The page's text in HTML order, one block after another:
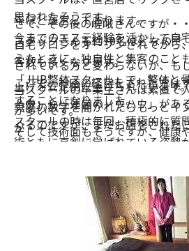
思われたそうです。
今までのエステ経験を活かして自
えたときに、独自性と集客のこと
「JHB整体スクール」で、整体と
することになりました。
スクールの時は毎回、積極的に質
術ともに真剣に学ばれている姿勢
葉を一生懸命聞かれて、ノートも
このような姿勢を拝見するとエス
なり高いレベルの方だったんだろ
年ほど運営しております。
スタッフさんも約10名ほどなので
客数も多くなります。
ここで、お店の経営をされた方は
ハウ」や「運営のノウハウ」があ
くるのですが、まだお店をされた
「自分のお店が持ちたい！」
「自分の好きな事をしたい！」
ということだけが先行して、なか
ないことがほとんどです。
さて、その後の嵯峨さんですが・
自宅サロンをオープンされてから
されている方と変わらないか、も
上げを安定的に上げられています
実際の数字を聞かれたらもっとイ
が・・・
当スクールの卒業生さんは素直で
が多いです。
そして技術面もそうですが、健康
卒業生さんには、専用のLINE公式
ガジン、または勉強会で学べる環
だいておりますが、今回、ご縁あ
れた方にも・・・